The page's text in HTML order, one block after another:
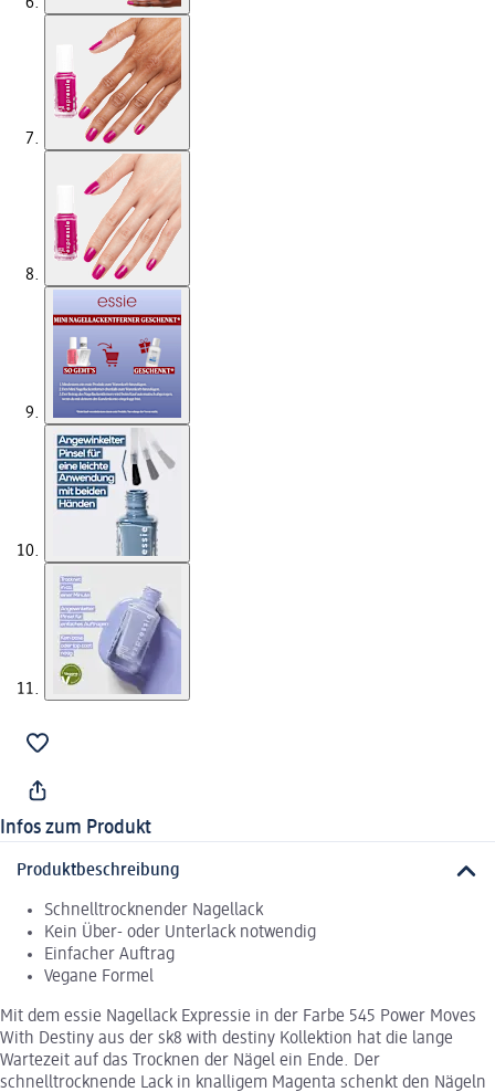
Infos zum Produkt
Produktbeschreibung
Schnelltrocknender Nagellack
Kein Über- oder Unterlack notwendig
Einfacher Auftrag
Vegane Formel
Mit dem essie Nagellack Expressie in der Farbe 545 Power Moves
With Destiny aus der sk8 with destiny Kollektion hat die lange
Wartezeit auf das Trocknen der Nägel ein Ende. Der
schnelltrocknende Lack in knalligem Magenta schenkt den Nägeln